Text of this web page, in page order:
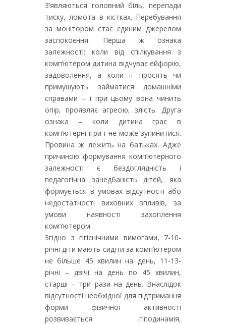
З’являються головний біль, перепади
тиску, ломота в кістках. Перебування
за монітором стає єдиним джерелом
заспокоєння. Перша ж ознака
залежності: коли від спілкування з
комп’ютером дитина відчуває ейфорію,
задоволення, а коли її просять чи
примушують займатися домашніми
справами – і при цьому вона чинить
опір, проявляє агресію, злість. Друга
ознака – коли дитина грає в
комп’ютерні ігри і не може зупинитися.
Провина ж лежить на батьках. Адже
причиною формування комп’ютерного
залежності є бездоглядність і
педагогічна занедбаність дітей, яка
формується в умовах відсутності або
недостатності виховних впливів, за
умови наявності захоплення
комп’ютером.
Згідно з гігієнічними вимогами, 7-10-
річні діти мають сидіти за комп’ютером
не більше 45 хвилин на день, 11-13-
річні – двічі на день по 45 хвилин,
старші – три рази на день. Внаслідок
відсутності необхідної для підтримання
форми фізичної активності
розвивається гіподинамія,